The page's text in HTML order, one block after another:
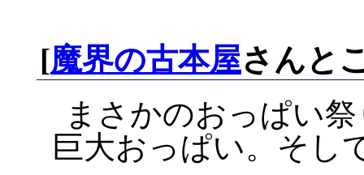
[魔界の古本屋さんと
まさかのおっぱい
巨大おっぱい。そし